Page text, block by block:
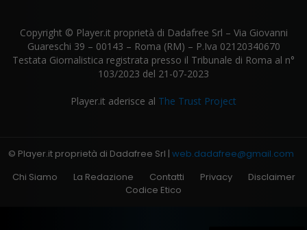
Copyright © Player.it proprietà di Dadafree Srl – Via Giovanni
Guareschi 39 – 00143 – Roma (RM) – P.Iva 02120340670
Testata Giornalistica registrata presso il Tribunale di Roma al n°
103/2023 del 21-07-2023
Player.it aderisce al The Trust Project
© Player.it proprietà di Dadafree Srl | web.dadafree@gmail.com
Chi Siamo
La Redazione Contatti Privacy
Disclaimer
Codice Etico